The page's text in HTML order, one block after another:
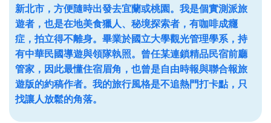
新北市，方便隨時出發去宜蘭或桃園。我是個實測派旅
遊者，也是在地美食獵人、秘境探索者，有咖啡成癮
症，拍立得不離身。畢業於國立大學觀光管理學系，持
有中華民國導遊與領隊執照。曾任某連鎖精品民宿前廳
管家，因此最懂住宿眉角，也曾是自由時報與聯合報旅
遊版的約稿作者。我的旅行風格是不追熱門打卡點，只
找讓人放鬆的角落。